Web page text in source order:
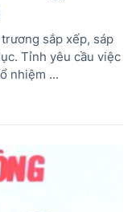
sắp xếp, sáp
Tỉnh yêu cầu việc
nhiệm ...